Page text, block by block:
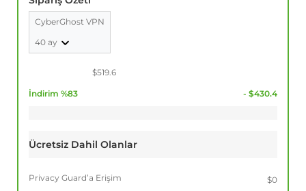
CyberGhost VPN
40 ay
$519.6
İndirim %83 - $430.4
Ücretsiz Dahil Olanlar
Privacy Guard’a Erişim
$0